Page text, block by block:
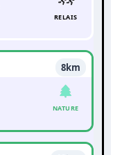
RELAIS
8km
NATURE